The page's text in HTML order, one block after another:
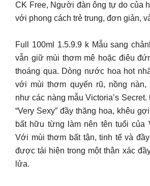
CK Free, Người đàn ông tự do của
với phong cách trẻ trung, đơn giản,
Full 100ml 1.5.9.9 k Mẫu sang
vẫn giữ mùi thơm mê hoặc điêu
thoáng qua. Dòng nước hoa hot
với mùi thơm quyến rũ, nồng nàn,
như các nàng mẫu Victoria’s
“Very Sexy” đầy thăng hoa, khêu
bất hữu từng làm nên tên tuổi của
Với mùi thơm bất tận, tinh tế và
được tái hiện trong một thân xác
lửa.